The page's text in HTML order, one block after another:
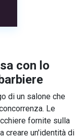
con lo
di un salone che
Le
fornite sulla
creare un'identità di